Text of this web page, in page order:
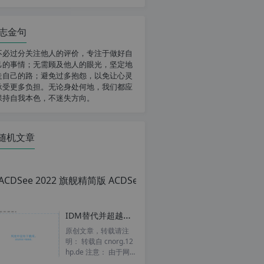
金句
必过分关注他人的评价，专注于做好自
的事情；无需顾及他人的眼光，坚定地
自己的路；避免过多抱怨，以免让心灵
受更多负担。无论身处何地，我们都应
持自我本色，不迷失方向。
机文章
IDM替代并超越软件 Free Download Manager 支持多线程下载，支持磁力链接，下载速度飙升，下载国外资源超迅雷
原创文章，转载请注
明： 转载自 cnorg.12
hp.de 注意： 由于网